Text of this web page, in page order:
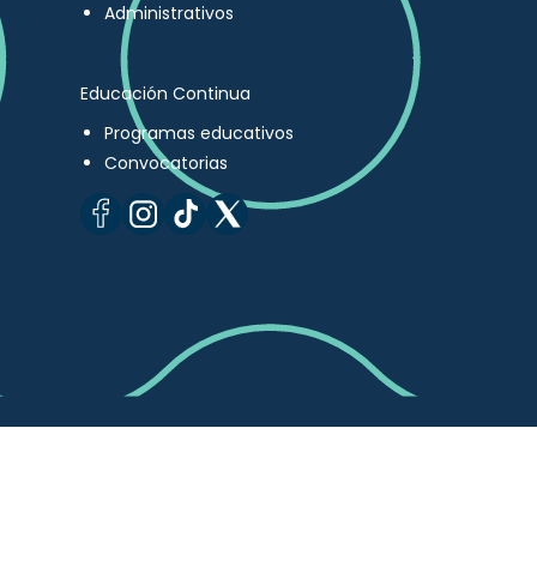
Administrativos
Educación Continua
Programas educativos
Convocatorias